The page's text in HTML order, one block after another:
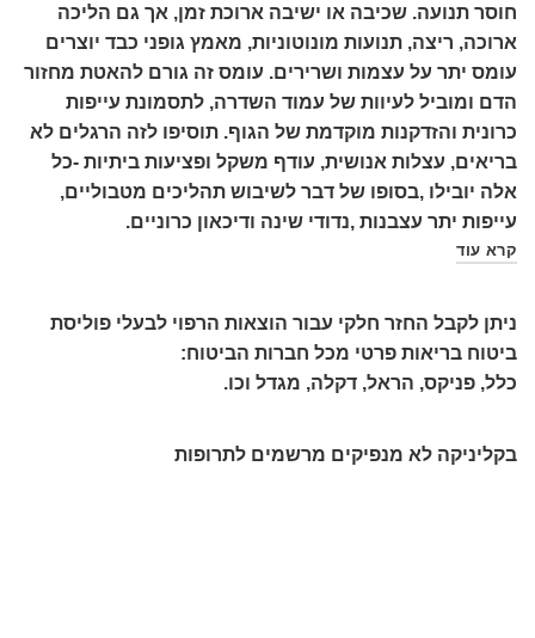
חוסר תנועה. שכיבה או ישיבה ארוכת זמן, אך גם הליכה
ארוכה, ריצה, תנועות מונוטוניות, מאמץ גופני כבד יוצרים
עומס יתר על עצמות ושרירים. עומס זה גורם להאטת מחזור
הדם ומוביל לעיוות של עמוד השדרה, לתסמונת עייפות
כרונית והזדקנות מוקדמת של הגוף. תוסיפו לזה הרגלים לא
בריאים, עצלות אנושית, עודף משקל ופציעות ביתיות -כל
אלה יובילו ,בסופו של דבר לשיבוש תהליכים מטבוליים,
עייפות יתר עצבנות ,נדודי שינה ודיכאון כרוניים.
קרא עוד
ניתן לקבל החזר חלקי עבור הוצאות הרפוי לבעלי פוליסת
ביטוח בריאות פרטי מכל חברות הביטוח:
כלל, פניקס, הראל, דקלה, מגדל וכו.
בקליניקה לא מנפיקים מרשמים לתרופות